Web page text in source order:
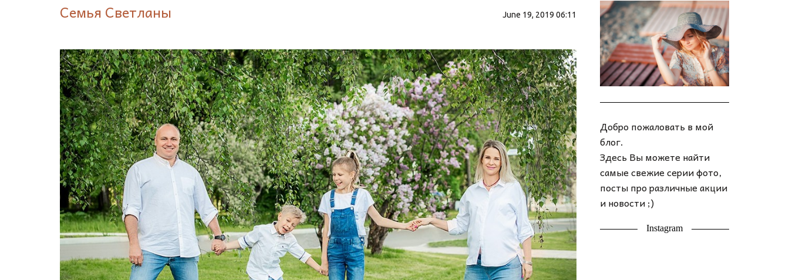
Семья Светланы June 19, 2019 06:11
Добро пожаловать в мой
блог.
Здесь Вы можете найти
самые свежие серии фото,
посты про различные акции
и новости ;)
Instagram